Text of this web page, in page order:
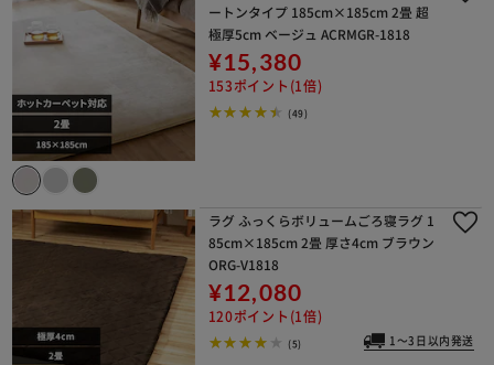
ートンタイプ 185cm×185cm 2畳 超
極厚5cm ベージュ ACRMGR-1818
¥15,380
153ポイント(1倍)
(49)
ラグ ふっくらボリュームごろ寝ラグ 1
85cm×185cm 2畳 厚さ4cm ブラウン
ORG-V1818
¥12,080
120ポイント(1倍)
(5) 1～3日以内発送